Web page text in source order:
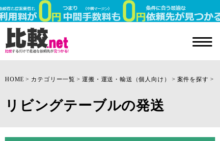
HOME カテゴリー一覧 運搬・運送・輸送（個人向け） 案件を探す
リビングテーブルの発送